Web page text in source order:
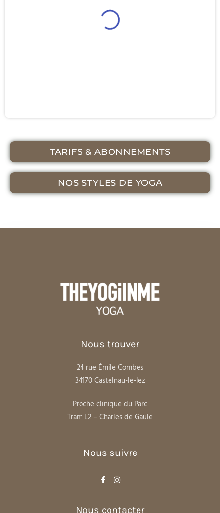
TARIFS & ABONNEMENTS
NOS STYLES DE YOGA
Nous trouver
24 rue Émile Combes
34170 Castelnau-le-lez
Proche clinique du Parc
Tram L2 – Charles de Gaule
Nous suivre
Nous contacter